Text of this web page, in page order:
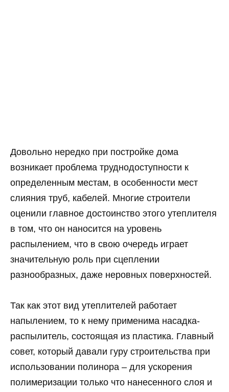
Довольно нередко при постройке дома
возникает проблема труднодоступности к
определенным местам, в особенности мест
слияния труб, кабелей. Многие строители
оценили главное достоинство этого утеплителя
в том, что он наносится на уровень
распылением, что в свою очередь играет
значительную роль при сцеплении
разнообразных, даже неровных поверхностей.
Так как этот вид утеплителей работает
напылением, то к нему применима насадка-
распылитель, состоящая из пластика. Главный
совет, который давали гуру строительства при
использовании полинора – для ускорения
полимеризации только что нанесенного слоя и